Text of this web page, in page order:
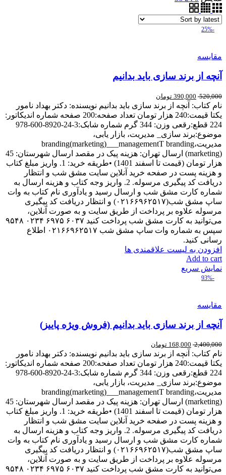
-25%
مقایسه
آنچه از برند سازی باید بدانیم
520,000
390,000 تومان
نام کتاب: آنچه از برند سازی باید بدانیم نویسنده: دکتر بهداد نامور
یکتا قیمت:240 هزار تومان تعداد صفحه:200 صفحه شماره اندیکاتور:
224 قطع:رقعی وزن: 344 گرم شماره شابک:3-24-8920-600-978
موضوع:برند سازی_ مدیریت، بازار یابی،
مدیریت،branding(marketing)___managementT branding
(marketing) ارسال تهران: هزینه پیک در مقصد ارسال شهرستان: 45
هزار تومان (قیمت تا اسفند 1401) •طریقه خرید: 1. واریز مبلغ کتاب
و هزینه پست در صفحه خرید آنلاین سایت مشق شب و انتظار
دریافت کد پیگیری مرسوله. 2. واریز وجه کتاب و هزینه ارسال به
شماره کارت مشق شب و ارسال رسید و یادآوری نام کتاب به وات
ساپ مشق شب(۰۲۱۶۶۹۶۲۵۱۷) و انتظار دریافت کد پیگیری
مرسوله علاوه بر پرداخت از طریق سایت و به صورت آنلاین،
می‌توانید به کارت مشق شب پرداخت کنید ۶۰۳۷ ۶۹۷۵ ۰۲۳۴ ۹۵۴۸
سپس به شماره وات ساپ مشق شب ۰۲۱۶۶۹۶۲۵۱۷ اطلاع
رسانی کنید.
افزودن به لیست علاقمندی ها
Add to cart
نمایش سریع
-93%
مقایسه
آنچه از برند سازی باید بدانیم (فروش ویژه پاییز)
2,400,000
168,000 تومان
نام کتاب: آنچه از برند سازی باید بدانیم نویسنده: دکتر بهداد نامور
یکتا قیمت:240 هزار تومان تعداد صفحه:200 صفحه شماره اندیکاتور:
224 قطع:رقعی وزن: 344 گرم شماره شابک:3-24-8920-600-978
موضوع:برند سازی_ مدیریت، بازار یابی،
مدیریت،branding(marketing)___managementT branding
(marketing) ارسال تهران: هزینه پیک در مقصد ارسال شهرستان: 45
هزار تومان (قیمت تا اسفند 1401) •طریقه خرید: 1. واریز مبلغ کتاب
و هزینه پست در صفحه خرید آنلاین سایت مشق شب و انتظار
دریافت کد پیگیری مرسوله. 2. واریز وجه کتاب و هزینه ارسال به
شماره کارت مشق شب و ارسال رسید و یادآوری نام کتاب به وات
ساپ مشق شب(۰۲۱۶۶۹۶۲۵۱۷) و انتظار دریافت کد پیگیری
مرسوله علاوه بر پرداخت از طریق سایت و به صورت آنلاین،
می‌توانید به کارت مشق شب پرداخت کنید ۶۰۳۷ ۶۹۷۵ ۰۲۳۴ ۹۵۴۸